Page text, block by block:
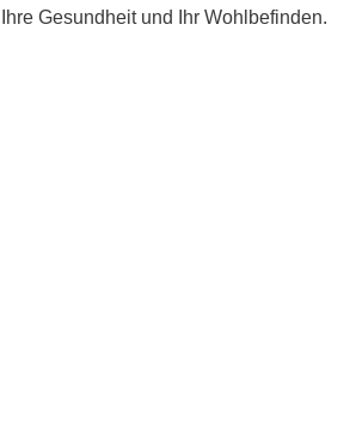
Gesundheit und Ihr Wohlbefinden.